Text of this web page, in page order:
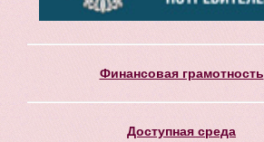
Финансовая грамотность
Доступная среда